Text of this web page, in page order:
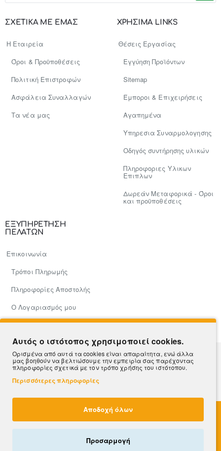
ΣΧΕΤΙΚΑ ΜΕ ΕΜΑΣ
Η Εταιρεία
Όροι & Προϋποθέσεις
Πολιτική Επιστροφών
Ασφάλεια Συναλλαγών
Tα νέα μας
ΧΡΗΣΙΜΑ LINKS
Θέσεις Εργασίας
Εγγύηση Προϊόντων
Sitemap
Έμποροι & Επιχειρήσεις
Αγαπημένα
Υπηρεσια Συναρμολογησης
Οδηγός συντήρησης υλικών
Πληροφοριες Υλικων
Επιπλων
Δωρεάν Μεταφορικά - Όροι
και προϋποθέσεις
ΕΞΥΠΗΡΕΤΗΣΗ
ΠΕΛΑΤΩΝ
Επικοινωνία
Τρόποι Πληρωμής
Πληροφορίες Αποστολής
Ο Λογαριασμός μου
Β2Β
σας..
Hosted & Supported byThink Open
×
Αυτός ο ιστότοπος χρησιμοποιεί cookies.
Ορισμένα από αυτά τα cookies είναι απαραίτητα, ενώ άλλα
μας βοηθούν να βελτιώσουμε την εμπειρία σας παρέχοντας
πληροφορίες σχετικά με τον τρόπο χρήσης του ιστότοπου.
Περισσότερες πληροφορίες
Αποδοχή όλων
Προσαρμογή